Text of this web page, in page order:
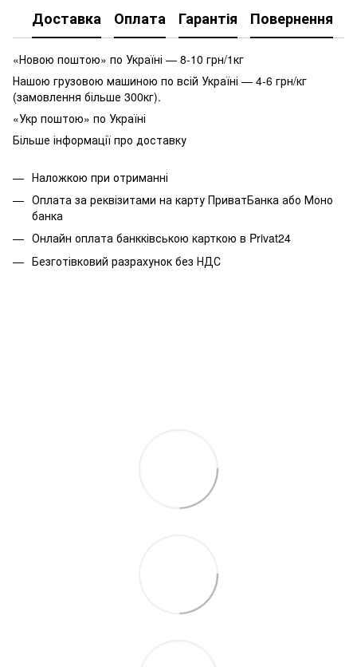
Доставка Оплата Гарантія Повернення
«Новою поштою» по Україні — 8-10 грн/1кг
Нашою грузовою машиною по всій Україні — 4-6 грн/кг
(замовлення більше 300кг).
«Укр поштою» по Україні
Більше інформації про доставку
Наложкою при отриманні
Оплата за реквізитами на карту ПриватБанка або Моно
банка
Онлайн оплата банкківською карткою в Privat24
Безготівковий разрахунок без НДС